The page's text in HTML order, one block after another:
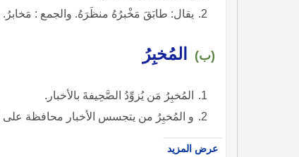
يقال: طابَقَ مَخْبرُهُ منظَرَهُ. والجمع : مَخابرُ.
(ب) المُخبِرُ
المُخبِرُ مَن يُزوِّدُ الصَّحِيفةَ بالأخبار.
و المُخبِرُ من يتجسس الأخبار محافظة على
عرض المزيد